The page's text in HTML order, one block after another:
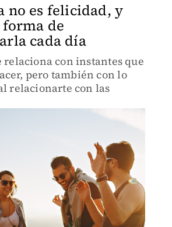
no es felicidad, y
forma de
cada día
relaciona con instantes que
pero también con lo
relacionarte con las